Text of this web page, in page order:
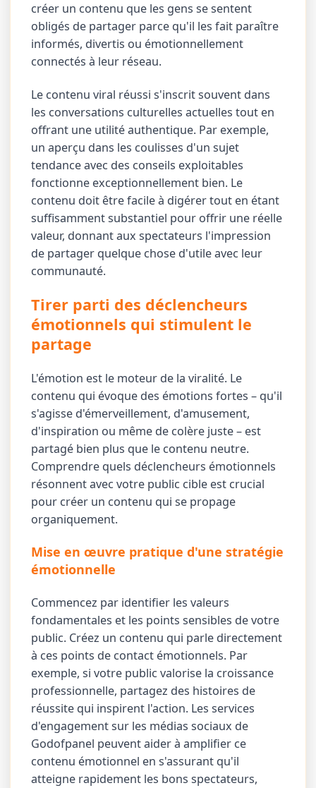
créer un contenu que les gens se sentent
obligés de partager parce qu'il les fait paraître
informés, divertis ou émotionnellement
connectés à leur réseau.
Le contenu viral réussi s'inscrit souvent dans
les conversations culturelles actuelles tout en
offrant une utilité authentique. Par exemple,
un aperçu dans les coulisses d'un sujet
tendance avec des conseils exploitables
fonctionne exceptionnellement bien. Le
contenu doit être facile à digérer tout en étant
suffisamment substantiel pour offrir une réelle
valeur, donnant aux spectateurs l'impression
de partager quelque chose d'utile avec leur
communauté.
Tirer parti des déclencheurs
émotionnels qui stimulent le
partage
L'émotion est le moteur de la viralité. Le
contenu qui évoque des émotions fortes – qu'il
s'agisse d'émerveillement, d'amusement,
d'inspiration ou même de colère juste – est
partagé bien plus que le contenu neutre.
Comprendre quels déclencheurs émotionnels
résonnent avec votre public cible est crucial
pour créer un contenu qui se propage
organiquement.
Mise en œuvre pratique d'une stratégie
émotionnelle
Commencez par identifier les valeurs
fondamentales et les points sensibles de votre
public. Créez un contenu qui parle directement
à ces points de contact émotionnels. Par
exemple, si votre public valorise la croissance
professionnelle, partagez des histoires de
réussite qui inspirent l'action. Les services
d'engagement sur les médias sociaux de
Godofpanel peuvent aider à amplifier ce
contenu émotionnel en s'assurant qu'il
atteigne rapidement les bons spectateurs,